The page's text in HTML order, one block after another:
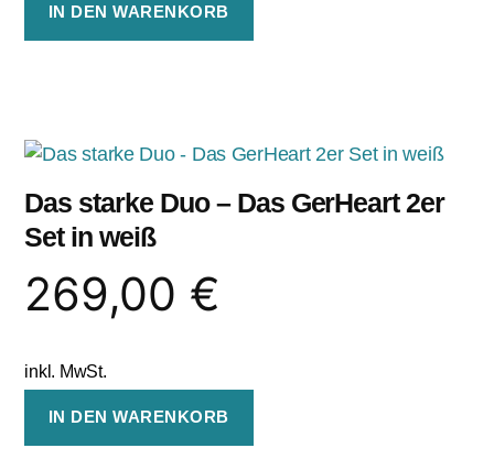
IN DEN WARENKORB
Das starke Duo – Das GerHeart 2er
Set in weiß
269,00 €
inkl. MwSt.
IN DEN WARENKORB